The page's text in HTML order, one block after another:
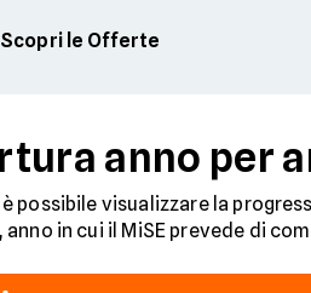
le Offerte
anno per
possibile visualizzare la
anno in cui il MiSE prevede di